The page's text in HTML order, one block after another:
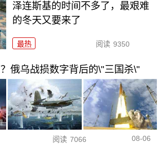
泽连斯基的时间不多了，最艰难
的冬天又要来了
最热 阅读 9350
俄乌战损数字背后的\"三国杀\"
阅读 7066 08-06